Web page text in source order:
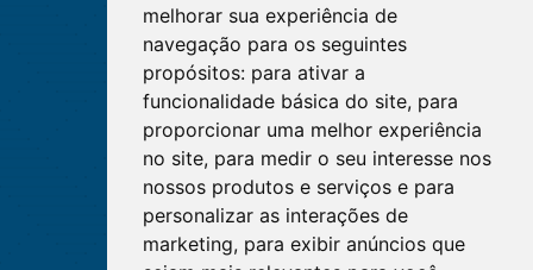
melhorar sua experiência de
navegação para os seguintes
propósitos: para ativar a
funcionalidade básica do site, para
proporcionar uma melhor experiência
no site, para medir o seu interesse nos
nossos produtos e serviços e para
personalizar as interações de
marketing, para exibir anúncios que